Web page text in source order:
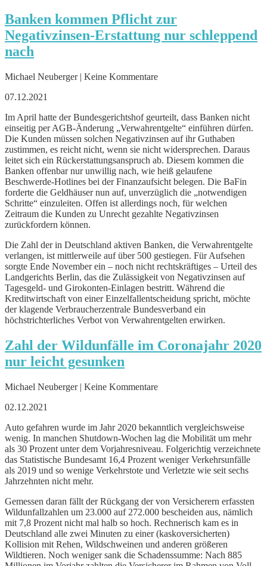
Banken kommen Pflicht zur
Negativzinsen-Erstattung nur schleppend
nach
Michael Neuberger | Keine Kommentare
07.12.2021
Im April hatte der Bundesgerichtshof geurteilt, dass Banken nicht
einseitig per AGB-Änderung „Verwahrentgelte“ einführen dürfen.
Die Kunden müssen solchen Negativzinsen auf ihr Guthaben
zustimmen, es reicht nicht, wenn sie nicht widersprechen. Daraus
leitet sich ein Rückerstattungsanspruch ab. Diesem kommen die
Banken offenbar nur unwillig nach, wie heiß gelaufene
Beschwerde-Hotlines bei der Finanzaufsicht belegen. Die BaFin
forderte die Geldhäuser nun auf, unverzüglich die „notwendigen
Schritte“ einzuleiten. Offen ist allerdings noch, für welchen
Zeitraum die Kunden zu Unrecht gezahlte Negativzinsen
zurückfordern können.
Die Zahl der in Deutschland aktiven Banken, die Verwahrentgelte
verlangen, ist mittlerweile auf über 500 gestiegen. Für Aufsehen
sorgte Ende November ein – noch nicht rechtskräftiges – Urteil des
Landgerichts Berlin, das die Zulässigkeit von Negativzinsen auf
Tagesgeld- und Girokonten-Einlagen bestritt. Während die
Kreditwirtschaft von einer Einzelfallentscheidung spricht, möchte
der klagende Verbraucherzentrale Bundesverband ein
höchstrichterliches Verbot von Verwahrentgelten erwirken.
Zahl der Wildunfälle im Coronajahr 2020
nur leicht gesunken
Michael Neuberger | Keine Kommentare
02.12.2021
Auto gefahren wurde im Jahr 2020 bekanntlich vergleichsweise
wenig. In manchen Shutdown-Wochen lag die Mobilität um mehr
als 30 Prozent unter dem Vorjahresniveau. Folgerichtig verzeichnete
das Statistische Bundesamt 16,4 Prozent weniger Verkehrsunfälle
als 2019 und so wenige Verkehrstote und Verletzte wie seit sechs
Jahrzehnten nicht mehr.
Gemessen daran fällt der Rückgang der von Versicherern erfassten
Wildunfallzahlen um 23.000 auf 272.000 bescheiden aus, nämlich
mit 7,8 Prozent nicht mal halb so hoch. Rechnerisch kam es in
Deutschland alle zwei Minuten zu einer (kaskoversicherten)
Kollision mit Rehen, Wildschweinen und anderen größeren
Wildtieren. Noch weniger sank die Schadenssumme: Nach 885